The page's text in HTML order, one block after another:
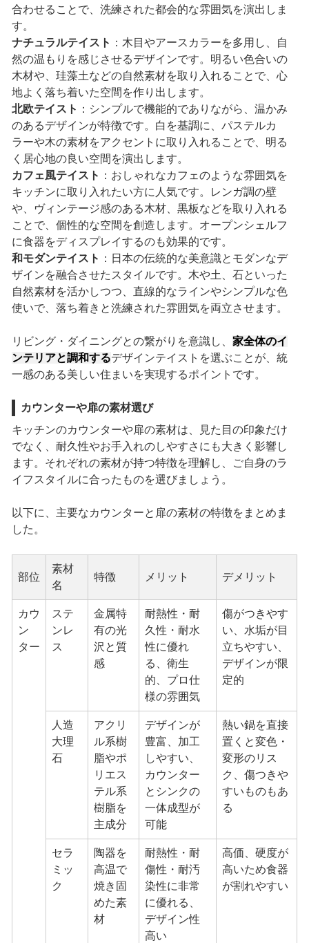
合わせることで、洗練された都会的な雰囲気を演出しま
す。
ナチュラルテイスト ：木目やアースカラーを多用し、自
然の温もりを感じさせるデザインです。明るい色合いの
木材や、珪藻土などの自然素材を取り入れることで、心
地よく落ち着いた空間を作り出します。
北欧テイスト ：シンプルで機能的でありながら、温かみ
のあるデザインが特徴です。白を基調に、パステルカ
ラーや木の素材をアクセントに取り入れることで、明る
く居心地の良い空間を演出します。
カフェ風テイスト ：おしゃれなカフェのような雰囲気を
キッチンに取り入れたい方に人気です。レンガ調の壁
や、ヴィンテージ感のある木材、黒板などを取り入れる
ことで、個性的な空間を創造します。オープンシェルフ
に食器をディスプレイするのも効果的です。
和モダンテイスト ：日本の伝統的な美意識とモダンなデ
ザインを融合させたスタイルです。木や土、石といった
自然素材を活かしつつ、直線的なラインやシンプルな色
使いで、落ち着きと洗練された雰囲気を両立させます。
リビング・ダイニングとの繋がりを意識し、 家全体のイ
ンテリアと調和するデザインテイストを選ぶことが、統
一感のある美しい住まいを実現するポイントです。
カウンターや扉の素材選び
キッチンのカウンターや扉の素材は、見た目の印象だけ
でなく、耐久性やお手入れのしやすさにも大きく影響し
ます。それぞれの素材が持つ特徴を理解し、ご自身のラ
イフスタイルに合ったものを選びましょう。
以下に、主要なカウンターと扉の素材の特徴をまとめま
した。
部位
素材
名
特徴 メリット デメリット
カウ
ン
ター
ステ
ンレ
ス
金属特
有の光
沢と質
感
耐熱性・耐
久性・耐水
性に優れ
る、衛生
的、プロ仕
様の雰囲気
傷がつきやす
い、水垢が目
立ちやすい、
デザインが限
定的
人造
大理
石
アクリ
ル系樹
脂やポ
リエス
テル系
樹脂を
主成分
デザインが
豊富、加工
しやすい、
カウンター
とシンクの
一体成型が
可能
熱い鍋を直接
置くと変色・
変形のリス
ク、傷つきや
すいものもあ
る
セラ
ミッ
ク
陶器を
高温で
焼き固
めた素
材
耐熱性・耐
傷性・耐汚
染性に非常
に優れる、
デザイン性
高い
高価、硬度が
高いため食器
が割れやすい